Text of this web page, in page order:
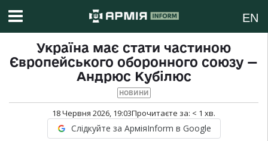
EN
Україна має стати частиною
Європейського оборонного союзу —
Андрюс Кубілюс
НОВИНИ
18 Червня 2026, 19:03Прочитаєте за: < 1 хв.
Слідкуйте за АрміяInform в Google